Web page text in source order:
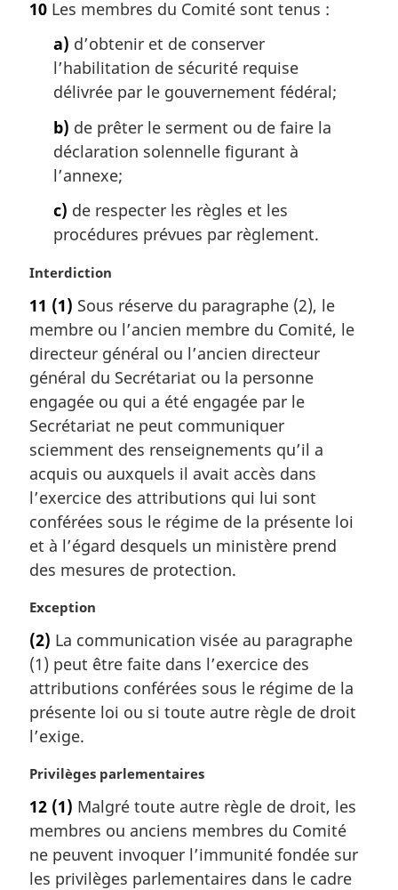
t
10 Les membres du Comité sont tenus :
a) d’obtenir et de conserver
l’habilitation de sécurité requise
délivrée par le gouvernement fédéral;
b) de prêter le serment ou de faire la
déclaration solennelle figurant à
l’annexe;
c) de respecter les règles et les
procédures prévues par règlement.
N
t
e
m
r
g
i
n
a
l
e
:
Interdiction
11 (1) Sous réserve du paragraphe (2), le
membre ou l’ancien membre du Comité, le
directeur général ou l’ancien directeur
général du Secrétariat ou la personne
engagée ou qui a été engagée par le
Secrétariat ne peut communiquer
sciemment des renseignements qu’il a
acquis ou auxquels il avait accès dans
l’exercice des attributions qui lui sont
conférées sous le régime de la présente loi
et à l’égard desquels un ministère prend
des mesures de protection.
N
t
e
m
a
r
g
n
a
e
:
Exception
(2) La communication visée au paragraphe
(1) peut être faite dans l’exercice des
attributions conférées sous le régime de la
présente loi ou si toute autre règle de droit
l’exige.
N
t
e
m
a
Privilèges parlementaires
12 (1) Malgré toute autre règle de droit, les
membres ou anciens membres du Comité
ne peuvent invoquer l’immunité fondée sur
les privilèges parlementaires dans le cadre